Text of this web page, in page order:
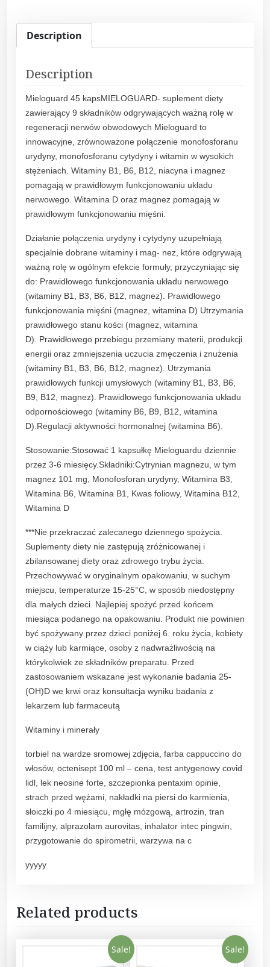
d
Description
Description
Mieloguard 45 kapsMIELOGUARD- suplement diety
zawierający 9 składników odgrywających ważną rolę w
regeneracji nerwów obwodowych Mieloguard to
innowacyjne, zrównoważone połączenie monofosforanu
urydyny, monofosforanu cytydyny i witamin w wysokich
stężeniach. Witaminy B1, B6, B12, niacyna i magnez
pomagają w prawidłowym funkcjonowaniu układu
nerwowego. Witamina D oraz magnez pomagają w
prawidłowym funkcjonowaniu mięśni.
Działanie połączenia urydyny i cytydyny uzupełniają
specjalnie dobrane witaminy i mag- nez, które odgrywają
ważną rolę w ogólnym efekcie formuły, przyczyniając się
do: Prawidłowego funkcjonowania układu nerwowego
(witaminy B1, B3, B6, B12, magnez). Prawidłowego
funkcjonowania mięśni (magnez, witamina D) Utrzymania
prawidłowego stanu kości (magnez, witamina
D). Prawidłowego przebiegu przemiany materii, produkcji
energii oraz zmniejszenia uczucia zmęczenia i znużenia
(witaminy B1, B3, B6, B12, magnez). Utrzymania
prawidłowych funkcji umysłowych (witaminy B1, B3, B6,
B9, B12, magnez). Prawidłowego funkcjonowania układu
odpornościowego (witaminy B6, B9, B12, witamina
D).Regulacji aktywności hormonalnej (witamina B6).
Stosowanie:Stosować 1 kapsułkę Mieloguardu dziennie
przez 3-6 miesięcy.Składniki:Cytrynian magnezu, w tym
magnez 101 mg, Monofosforan urydyny, Witamina B3,
Witamina B6, Witamina B1, Kwas foliowy, Witamina B12,
Witamina D
***Nie przekraczać zalecanego dziennego spożycia.
Suplementy diety nie zastępują zróżnicowanej i
zbilansowanej diety oraz zdrowego trybu życia.
Przechowywać w oryginalnym opakowaniu, w suchym
miejscu, temperaturze 15-25°C, w sposób niedostępny
dla małych dzieci. Najlepiej spożyć przed końcem
miesiąca podanego na opakowaniu. Produkt nie powinien
być spożywany przez dzieci poniżej 6. roku życia, kobiety
w ciąży lub karmiące, osoby z nadwrażliwością na
którykolwiek ze składników preparatu. Przed
zastosowaniem wskazane jest wykonanie badania 25-
(OH)D we krwi oraz konsultacja wyniku badania z
lekarzem lub farmaceutą
Witaminy i minerały
torbiel na wardze sromowej zdjęcia, farba cappuccino do
włosów, octenisept 100 ml – cena, test antygenowy covid
lidl, lek neosine forte, szczepionka pentaxim opinie,
strach przed wężami, nakładki na piersi do karmienia,
słoiczki po 4 miesiącu, mgłę mózgową, artrozin, tran
familijny, alprazolam aurovitas, inhalator intec pingwin,
przygotowanie do spirometrii, warzywa na c
yyyyy
Related products
Sale! Sale!